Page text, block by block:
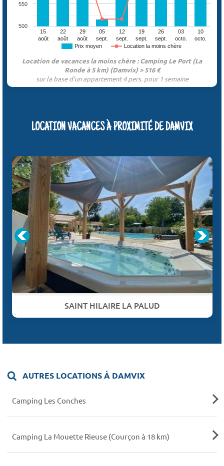
Prix moyen Location la moins chère
15
août
22
août
29
août
05
sept.
12
sept.
19
sept.
26
sept.
03
octo.
10
octo.
500
550
Location de vacances la moins chère : Camping Le Port (La
Ronde à 5 km) (Damvix) > 516 €
sur la base d'un appartement 4 pers. pour 1 semaine
LOCATION VACANCES À PROXIMITÉ DE DAMVIX
SAINT HILAIRE LA PALUD
AUTRES LOCATIONS À DAMVIX
Camping Les Conches
Camping La Mouette Rieuse (Courçon à 18 km)